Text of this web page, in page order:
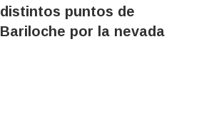
distintos puntos de
Bariloche por la nevada